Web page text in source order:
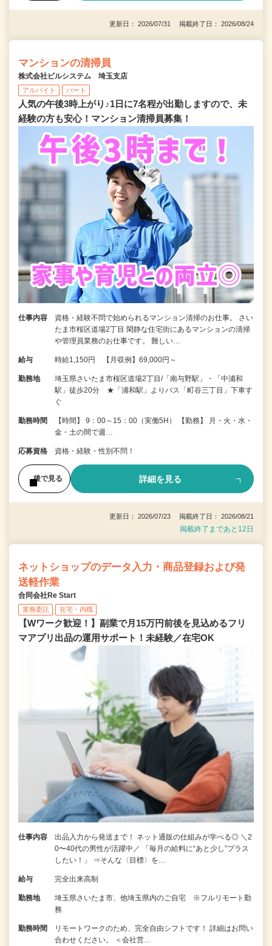
更新日： 2026/07/31 掲載終了日： 2026/08/24
マンションの清掃員
株式会社ビルシステム 埼玉支店
アルバイト パート
人気の午後3時上がり♪1日に7名程が出勤しますので、未
経験の方も安心！マンション清掃員募集！
仕事内容
資格・経験不問で始められるマンション清掃のお仕事。 さい
たま市桜区道場2丁目 閑静な住宅街にあるマンションの清掃
や管理員業務のお仕事です。 難しい…
給与 時給1,150円 【月収例】69,000円～
勤務地
埼玉県さいたま市桜区道場2丁目/「南与野駅」・「中浦和
駅」徒歩20分 ★「浦和駅」よりバス「町谷三丁目」下車す
ぐ
勤務時間
【時間】 9：00～15：00（実働5H） 【勤務】 月・火・水・
金・土の間で週…
応募資格 資格・経験・性別不問！
後で見る 詳細を見る
更新日： 2026/07/23 掲載終了日： 2026/08/21
掲載終了まであと12日
ネットショップのデータ入力・商品登録および発
送軽作業
合同会社Re Start
業務委託 在宅・内職
【Wワーク歓迎！】副業で月15万円前後を見込めるフリ
マアプリ出品の運用サポート！未経験／在宅OK
仕事内容
出品入力から発送まで！ ネット通販の仕組みが学べる◎ ＼2
0〜40代の男性が活躍中／ 「毎月の給料に“あと少し”プラス
したい！」 ⇒そんな〈目標〉を…
給与 完全出来高制
勤務地
埼玉県さいたま市、他埼玉県内のご自宅 ※フルリモート勤
務
勤務時間
リモートワークのため、完全自由シフトです！ 詳細はお問い
合わせください。 ＜会社営…